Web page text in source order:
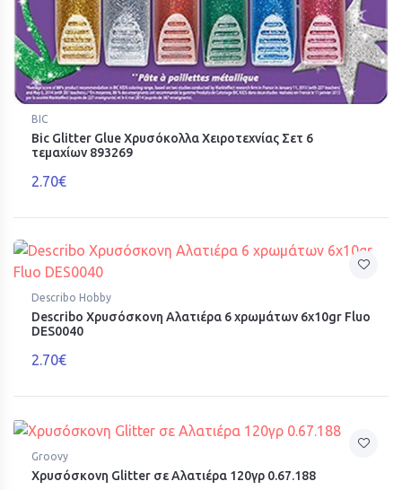
BIC
Bic Glitter Glue Χρυσόκολλα Χειροτεχνίας Σετ 6
τεμαχίων 893269
2.70€
Describo Hobby
Describo Χρυσόσκονη Αλατιέρα 6 χρωμάτων 6x10gr Fluo
DES0040
2.70€
Groovy
Χρυσόσκονη Glitter σε Αλατιέρα 120γρ 0.67.188